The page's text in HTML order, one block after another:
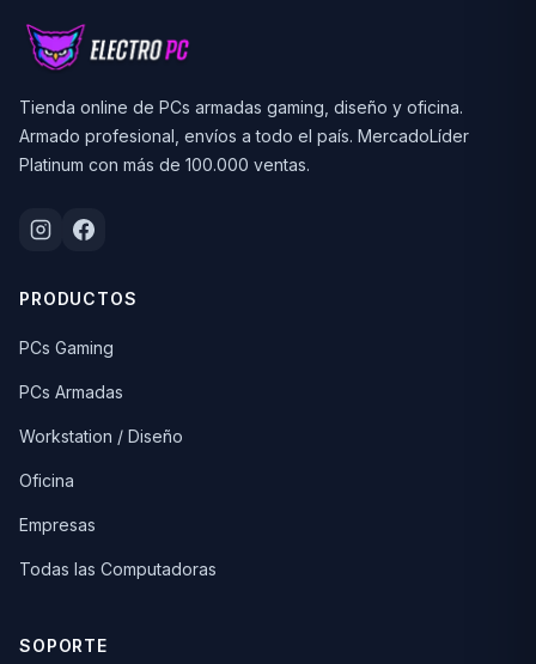
Tienda online de PCs armadas gaming, diseño y oficina.
Armado profesional, envíos a todo el país. MercadoLíder
Platinum con más de 100.000 ventas.
PRODUCTOS
PCs Gaming
PCs Armadas
Workstation / Diseño
Oficina
Empresas
Todas las Computadoras
SOPORTE